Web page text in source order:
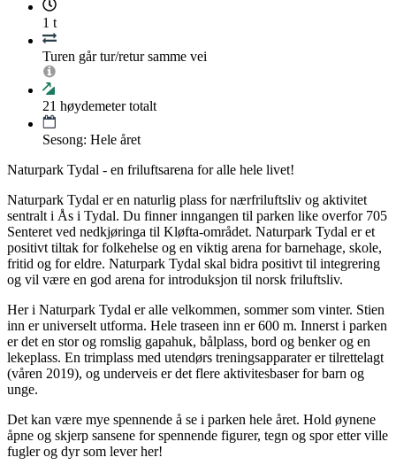
1 t
Turen går tur/retur samme vei
21 høydemeter totalt
Sesong: Hele året
Naturpark Tydal - en friluftsarena for alle hele livet!
Naturpark Tydal er en naturlig plass for nærfriluftsliv og aktivitet
sentralt i Ås i Tydal. Du finner inngangen til parken like overfor 705
Senteret ved nedkjøringa til Kløfta-området. Naturpark Tydal er et
positivt tiltak for folkehelse og en viktig arena for barnehage, skole,
fritid og for eldre. Naturpark Tydal skal bidra positivt til integrering
og vil være en god arena for introduksjon til norsk friluftsliv.
Her i Naturpark Tydal er alle velkommen, sommer som vinter. Stien
inn er universelt utforma. Hele traseen inn er 600 m. Innerst i parken
er det en stor og romslig gapahuk, bålplass, bord og benker og en
lekeplass. En trimplass med utendørs treningsapparater er tilrettelagt
(våren 2019), og underveis er det flere aktivitesbaser for barn og
unge.
Det kan være mye spennende å se i parken hele året. Hold øynene
åpne og skjerp sansene for spennende figurer, tegn og spor etter ville
fugler og dyr som lever her!